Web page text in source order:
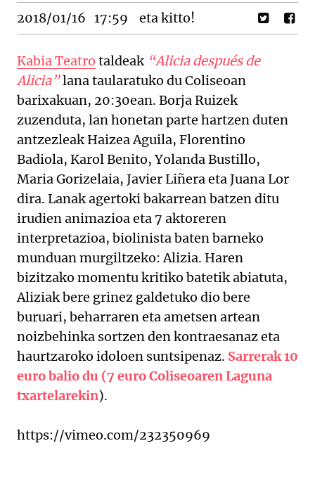
2018/01/16 17:59 eta kitto!
Kabia Teatro taldeak “Alicia después de
Alicia”lana taularatuko du Coliseoan
barixakuan, 20:30ean. Borja Ruizek
zuzenduta, lan honetan parte hartzen duten
antzezleak Haizea Aguila, Florentino
Badiola, Karol Benito, Yolanda Bustillo,
Maria Gorizelaia, Javier Liñera eta Juana Lor
dira. Lanak agertoki bakarrean batzen ditu
irudien animazioa eta 7 aktoreren
interpretazioa, biolinista baten barneko
munduan murgiltzeko: Alizia. Haren
bizitzako momentu kritiko batetik abiatuta,
Aliziak bere grinez galdetuko dio bere
buruari, beharraren eta ametsen artean
noizbehinka sortzen den kontraesanaz eta
haurtzaroko idoloen suntsipenaz. Sarrerak 10
euro balio du (7 euro Coliseoaren Laguna
txartelarekin).
https://vimeo.com/232350969